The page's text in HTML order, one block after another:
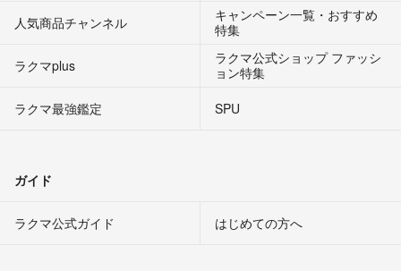
人気商品チャンネル
キャンペーン一覧・おすすめ
特集
ラクマplus
ラクマ公式ショップ ファッシ
ョン特集
ラクマ最強鑑定
SPU
ガイド
ラクマ公式ガイド はじめての方へ